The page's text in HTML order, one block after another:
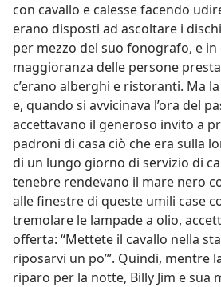
con cavallo e calesse facendo
erano disposti ad ascoltare i
per mezzo del suo fonografo, e
maggioranza delle persone
c’erano alberghi e ristoranti. Ma
e, quando si avvicinava l’ora del
accettavano il generoso invito a
padroni di casa ciò che era sulla
di un lungo giorno di servizio di
tenebre rendevano il mare nero
alle finestre di queste umili case
tremolare le lampade a olio,
offerta: “Mettete il cavallo nella
riposarvi un po’”. Quindi, mentre
riparo per la notte, Billy Jim e sua